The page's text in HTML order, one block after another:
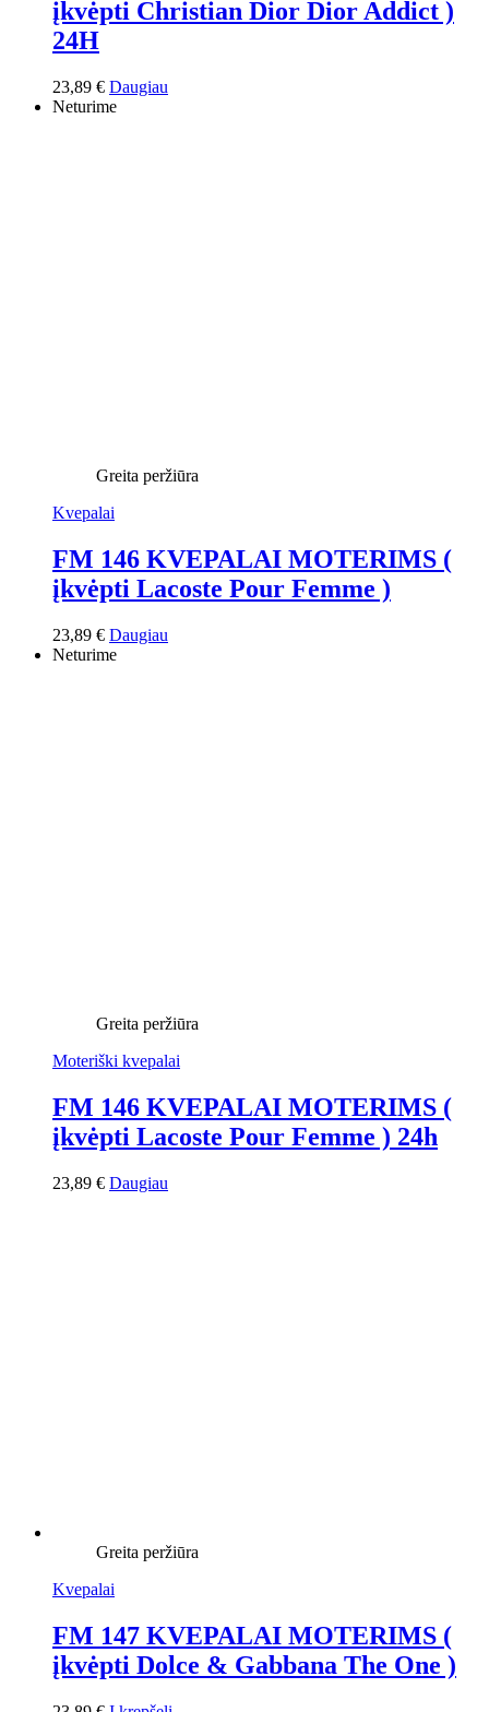
įkvėpti Christian Dior Dior Addict )
24H
23,89 € Daugiau
Neturime
Greita peržiūra
Kvepalai
FM 146 KVEPALAI MOTERIMS (
įkvėpti Lacoste Pour Femme )
23,89 € Daugiau
Neturime
Greita peržiūra
Moteriški kvepalai
FM 146 KVEPALAI MOTERIMS (
įkvėpti Lacoste Pour Femme ) 24h
23,89 € Daugiau
Greita peržiūra
Kvepalai
FM 147 KVEPALAI MOTERIMS (
įkvėpti Dolce & Gabbana The One )